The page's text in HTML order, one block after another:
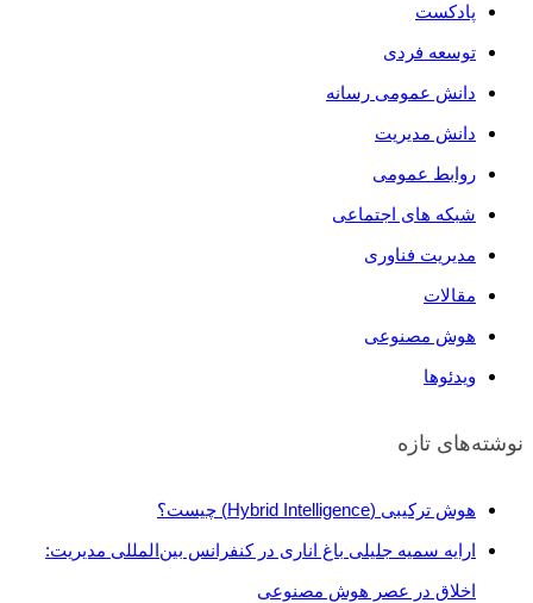
پادکست
توسعه فردی
دانش عمومی رسانه
دانش مدیریت
روابط عمومی
شبکه های اجتماعی
مدیریت فناوری
مقالات
هوش مصنوعی
ویدئو‌ها
نوشته‌های تازه
هوش ترکیبی (Hybrid Intelligence) چیست؟
ارايه سمیه جلیلی باغ اناری در کنفرانس بین‌المللی مدیریت:
اخلاق در عصر هوش مصنوعی